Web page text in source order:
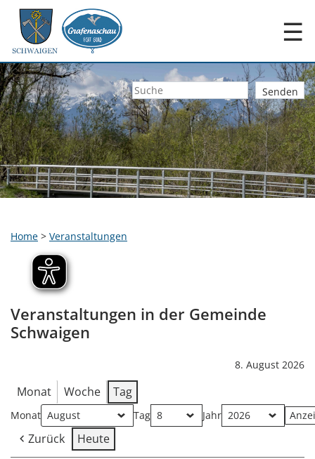
☰
Home > Veranstaltungen
Veranstaltungen in der Gemeinde
Schwaigen
8. August 2026
Monat Woche Tag
Monat Tag Jahr
Zurück Heute